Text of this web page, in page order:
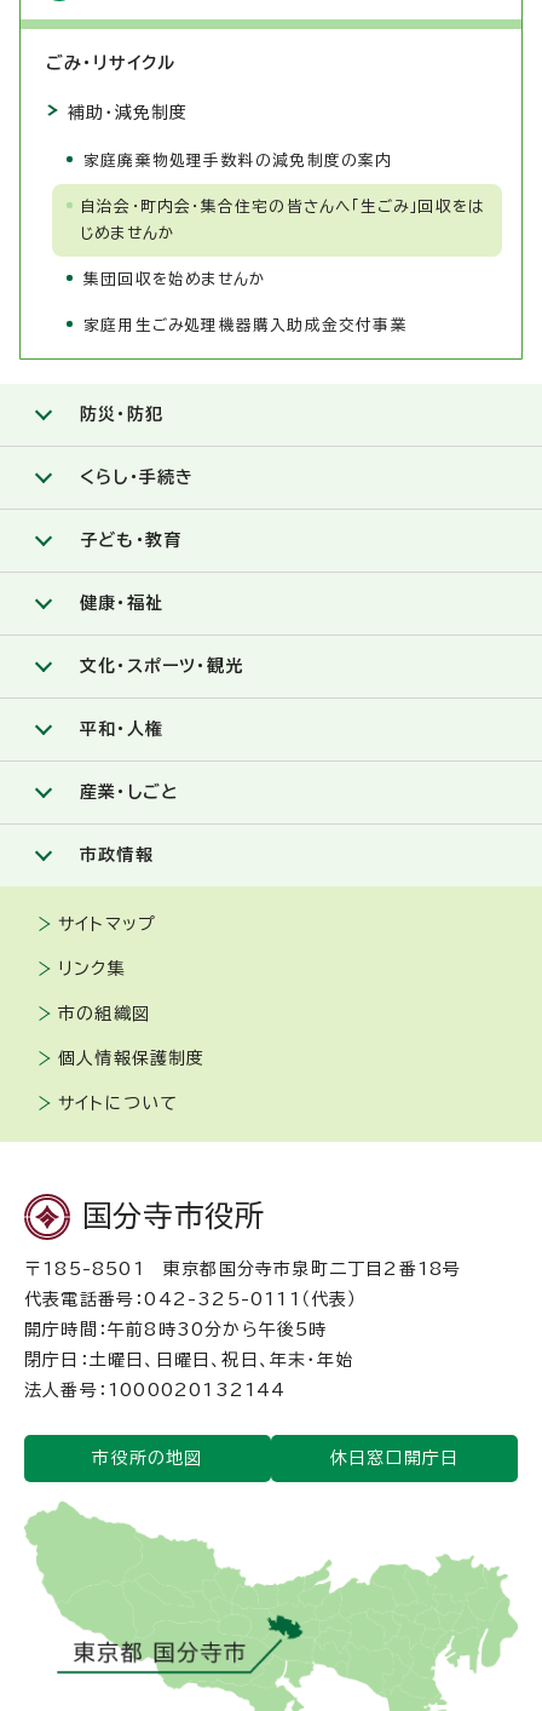
ごみ・リサイクル
補助・減免制度
家庭廃棄物処理手数料の減免制度の案内
自治会・町内会・集合住宅の皆さんへ「生ごみ」回収をは
じめませんか
集団回収を始めませんか
家庭用生ごみ処理機器購入助成金交付事業
防災・防犯
くらし・手続き
子ども・教育
健康・福祉
文化・スポーツ・観光
平和・人権
産業・しごと
市政情報
サイトマップ
リンク集
市の組織図
個人情報保護制度
サイトについて
国分寺市役所
〒185-8501 東京都国分寺市泉町二丁目2番18号
代表電話番号：042-325-0111（代表）
開庁時間：午前8時30分から午後5時
閉庁日：土曜日、日曜日、祝日、年末・年始
法人番号：1000020132144
市役所の地図 休日窓口開庁日